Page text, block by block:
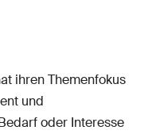
ihren Themenfokus
und
oder Interesse